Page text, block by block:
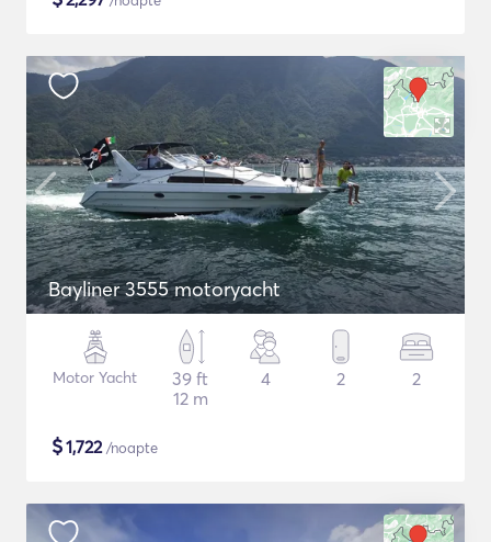
Bayliner 3555 motoryacht
Motor Yacht
39 ft
12 m
4 2 2
$1,722/noapte